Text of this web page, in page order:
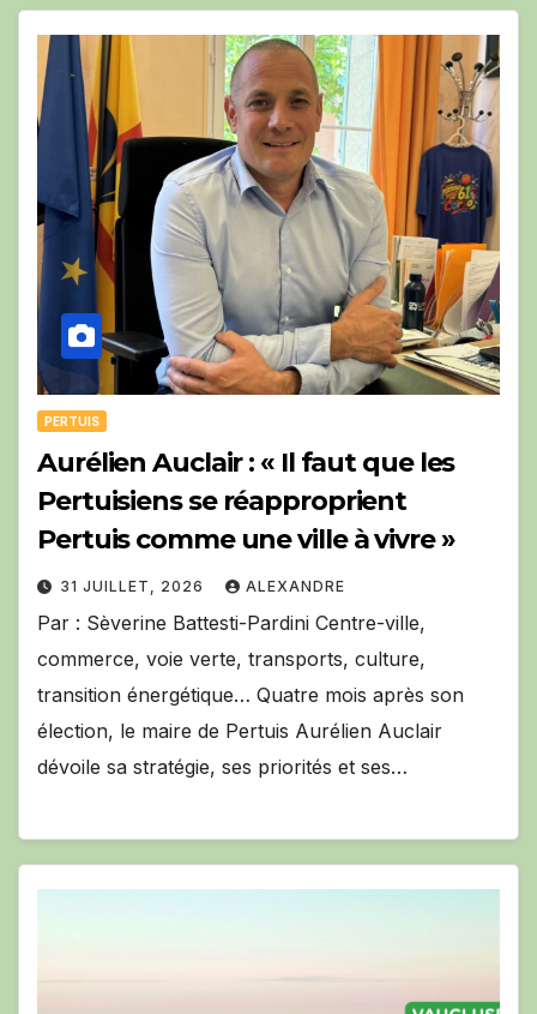
PERTUIS
Aurélien Auclair : « Il faut que les
Pertuisiens se réapproprient
Pertuis comme une ville à vivre »
31 JUILLET, 2026 ALEXANDRE
Par : Sèverine Battesti-Pardini Centre-ville,
commerce, voie verte, transports, culture,
transition énergétique… Quatre mois après son
élection, le maire de Pertuis Aurélien Auclair
dévoile sa stratégie, ses priorités et ses…